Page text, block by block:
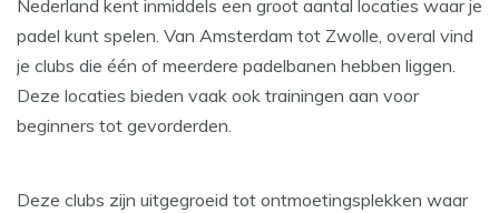
Nederland kent inmiddels een groot aantal locaties waar je
padel kunt spelen. Van Amsterdam tot Zwolle, overal vind
je clubs die één of meerdere padelbanen hebben liggen.
Deze locaties bieden vaak ook trainingen aan voor
beginners tot gevorderden.
Deze clubs zijn uitgegroeid tot ontmoetingsplekken waar